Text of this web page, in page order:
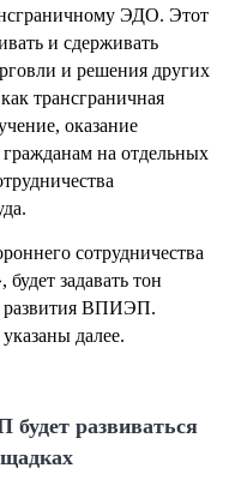
ЭДО. Этот
и сдерживать
и решения других
трансграничная
оказание
гражданам на отдельных
сотрудничества
задавать тон
развития ВПИЭП.
далее.
развиваться